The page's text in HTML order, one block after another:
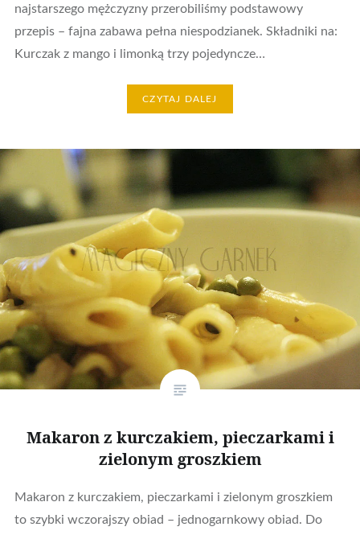
najstarszego mężczyzny przerobiliśmy podstawowy
przepis – fajna zabawa pełna niespodzianek. Składniki na:
Kurczak z mango i limonką trzy pojedyncze…
CZYTAJ DALEJ
Makaron z kurczakiem, pieczarkami i
zielonym groszkiem
Makaron z kurczakiem, pieczarkami i zielonym groszkiem
to szybki wczorajszy obiad – jednogarnkowy obiad. Do